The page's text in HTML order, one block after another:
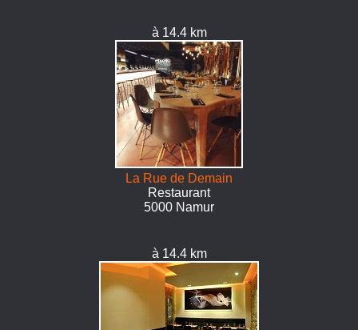
à 14.4 km
La Rue de Demain
Restaurant
5000 Namur
à 14.4 km